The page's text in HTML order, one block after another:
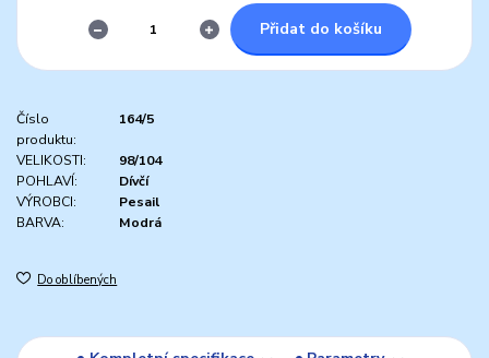
Přidat do košíku
Číslo
produktu:
164/5
VELIKOSTI:
98/104
POHLAVÍ:
Dívčí
VÝROBCI:
Pesail
BARVA:
Modrá
Do oblíbených